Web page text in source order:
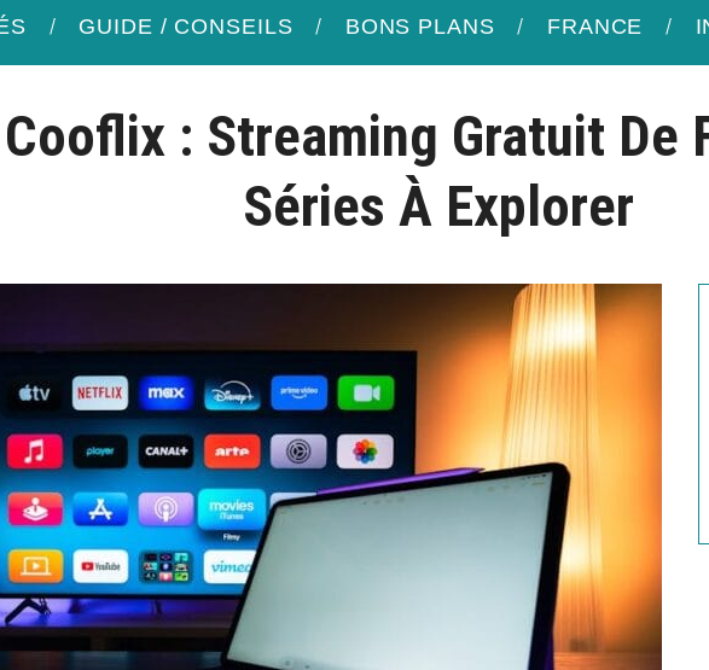
GUIDE / CONSEILS BONS PLANS FRANCE
Cooflix : Streaming Gratuit De
Séries À Explorer